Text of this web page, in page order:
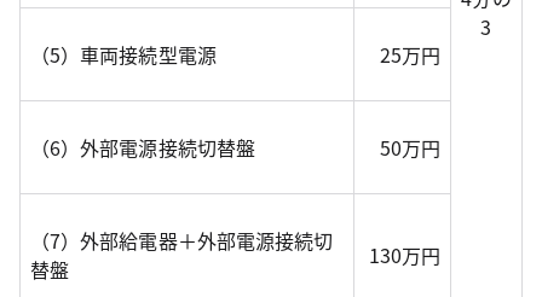
3
（5）車両接続型電源 25万円
（6）外部電源接続切替盤 50万円
（7）外部給電器＋外部電源接続切
替盤
130万円